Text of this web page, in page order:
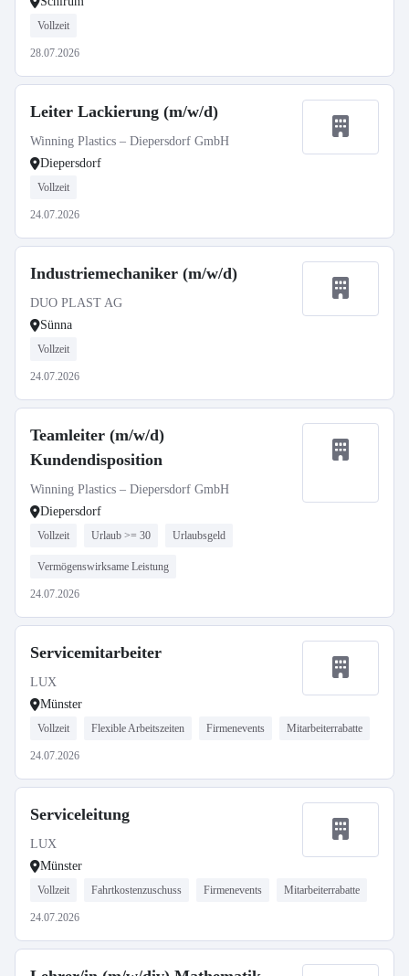
Vollzeit
28.07.2026
Leiter Lackierung (m/w/d)
Winning Plastics – Diepersdorf GmbH
Diepersdorf
Vollzeit
24.07.2026
Industriemechaniker (m/w/d)
DUO PLAST AG
Sünna
Vollzeit
24.07.2026
Teamleiter (m/w/d)
Kundendisposition
Winning Plastics – Diepersdorf GmbH
Diepersdorf
Vollzeit Urlaub >= 30 Urlaubsgeld
Vermögenswirksame Leistung
24.07.2026
Servicemitarbeiter
LUX
Münster
Vollzeit Flexible Arbeitszeiten Firmenevents Mitarbeiterrabatte
24.07.2026
Serviceleitung
LUX
Münster
Vollzeit Fahrtkostenzuschuss Firmenevents Mitarbeiterrabatte
24.07.2026